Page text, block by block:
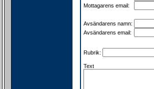
Mottagarens email:
Avsändarens namn:
Avsändarens email:
Rubrik:
Text